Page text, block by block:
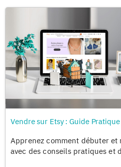
Vendre sur Etsy : Guide
Apprenez comment débuter et
avec des conseils pratiques et